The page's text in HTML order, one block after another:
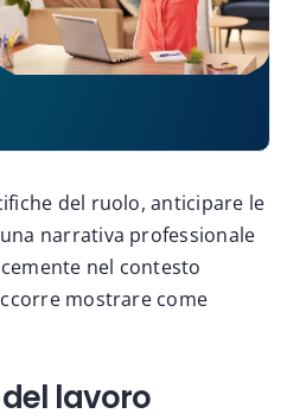
del ruolo, anticipare le
narrativa professionale
nel contesto
mostrare come
lavoro